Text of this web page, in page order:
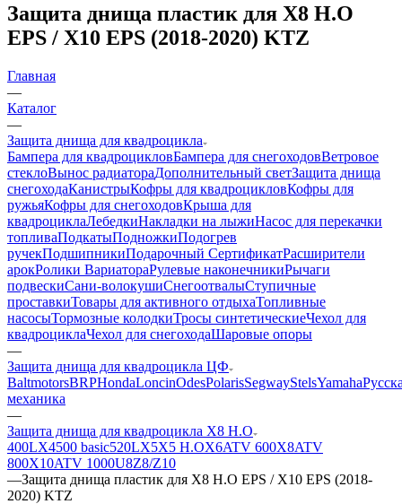
Защита днища пластик для X8 H.O
EPS / X10 EPS (2018-2020) KTZ
Главная
—
Каталог
—
Защита днища для квадроцикла
Бампера для квадроцикловБампера для снегоходовВетровое
стеклоВынос радиатораДополнительный светЗащита днища
снегоходаКанистрыКофры для квадроцикловКофры для
ружьяКофры для снегоходовКрыша для
квадроциклаЛебедкиНакладки на лыжиНасос для перекачки
топливаПодкатыПодножкиПодогрев
ручекПодшипникиПодарочный СертификатРасширители
арокРолики ВариатораРулевые наконечникиРычаги
подвескиСани-волокушиСнегоотвалыСтупичные
проставкиТовары для активного отдыхаТопливные
насосыТормозные колодкиТросы синтетическиеЧехол для
квадроциклаЧехол для снегоходаШаровые опоры
—
Защита днища для квадроцикла ЦФ
BaltmotorsBRPHondaLoncinOdesPolarisSegwayStelsYamaha
механика
—
Защита днища для квадроцикла X8 H.O
400LX4500 basic520LX5X5 H.OX6ATV 600X8ATV
800X10ATV 1000U8Z8/Z10
—Защита днища пластик для X8 H.O EPS / X10 EPS (2018-
2020) KTZ